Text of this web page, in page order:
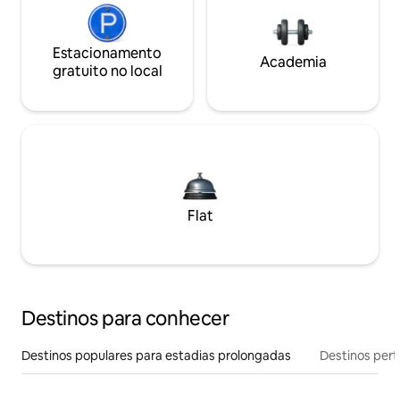
Estacionamento
gratuito no local
Academia
Flat
Destinos para conhecer
Destinos populares para estadias prolongadas Destinos